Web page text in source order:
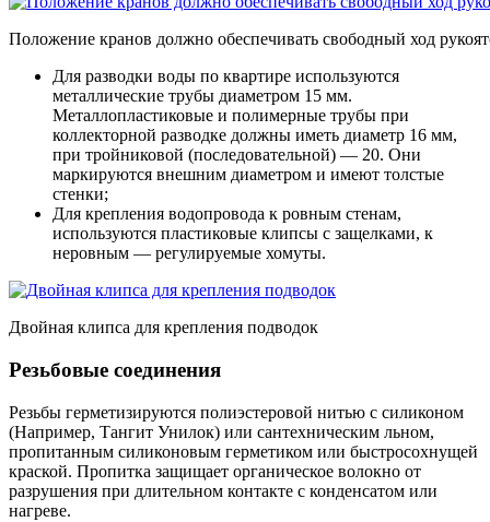
Положение кранов должно обеспечивать свободный ход
Для разводки воды по квартире используются
металлические трубы диаметром 15 мм.
Металлопластиковые и полимерные трубы при
коллекторной разводке должны иметь диаметр 16 мм,
при тройниковой (последовательной) — 20. Они
маркируются внешним диаметром и имеют толстые
стенки;
Для крепления водопровода к ровным стенам,
используются пластиковые клипсы с защелками, к
неровным — регулируемые хомуты.
Двойная клипса для крепления подводок
Резьбовые соединения
Резьбы герметизируются полиэстеровой нитью с силиконом
(Например, Тангит Унилок) или сантехническим льном,
пропитанным силиконовым герметиком или быстросохнущей
краской. Пропитка защищает органическое волокно от
разрушения при длительном контакте с конденсатом или
нагреве.